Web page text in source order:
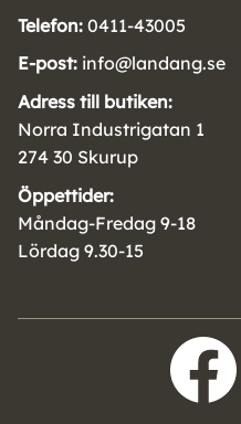
Telefon: 0411-43005
E-post: info@landang.se
Adress till butiken:
Norra Industrigatan 1
274 30 Skurup
Öppettider:
Måndag-Fredag 9-18
Lördag 9.30-15